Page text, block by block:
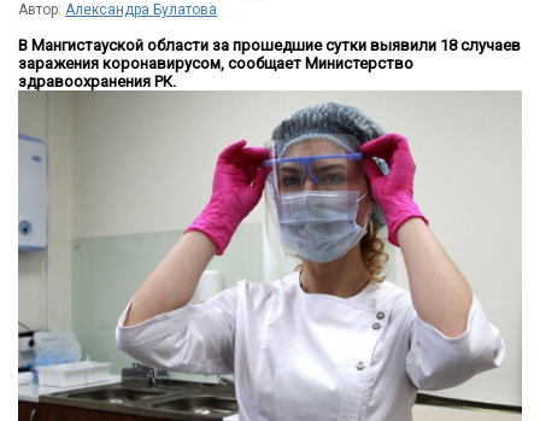
Автор: Александра Булатова
В Мангистауской области за прошедшие сутки выявили 18 случаев
заражения коронавирусом, сообщает Министерство
здравоохранения РК.